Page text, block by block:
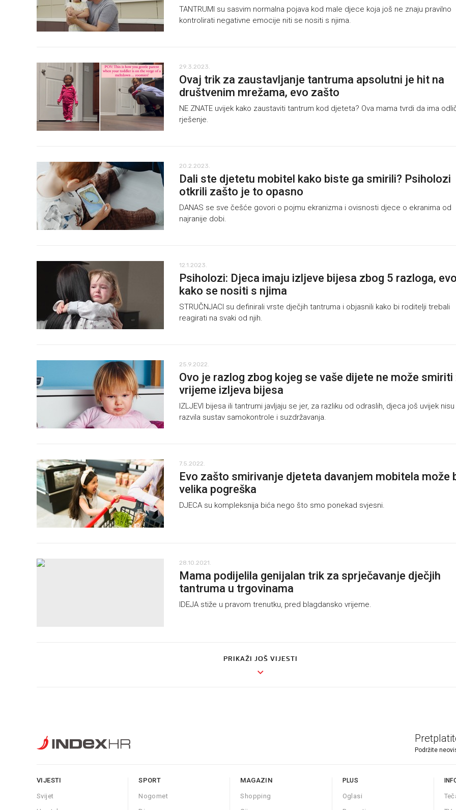
TANTRUMI su sasvim normalna pojava kod male djece koja još ne znaju pravilno
kontrolirati negativne emocije niti se nositi s njima.
29.3.2023.
Ovaj trik za zaustavljanje tantruma apsolutni je hit na
društvenim mrežama, evo zašto
NE ZNATE uvijek kako zaustaviti tantrum kod djeteta? Ova mama tvrdi da ima
rješenje.
20.2.2023.
Dali ste djetetu mobitel kako biste ga smirili? Psiholozi
otkrili zašto je to opasno
DANAS se sve češće govori o pojmu ekranizma i ovisnosti djece o ekranima od
najranije dobi.
12.1.2023.
Psiholozi: Djeca imaju izljeve bijesa zbog 5 razloga, evo
kako se nositi s njima
STRUČNJACI su definirali vrste dječjih tantruma i objasnili kako bi roditelji trebali
reagirati na svaki od njih.
25.9.2022.
Ovo je razlog zbog kojeg se vaše dijete ne može smiriti
vrijeme izljeva bijesa
IZLJEVI bijesa ili tantrumi javljaju se jer, za razliku od odraslih, djeca još uvijek nisu
razvila sustav samokontrole i suzdržavanja.
7.5.2022.
Evo zašto smirivanje djeteta davanjem mobitela može
velika pogreška
DJECA su kompleksnija bića nego što smo ponekad svjesni.
28.10.2021.
Mama podijelila genijalan trik za sprječavanje dječjih
tantruma u trgovinama
IDEJA stiže u pravom trenutku, pred blagdansko vrijeme.
PRIKAŽI JOŠ VIJESTI
Podržite
VIJESTI
Svijet
SPORT
Nogomet
MAGAZIN
Shopping
PLUS
Oglasi